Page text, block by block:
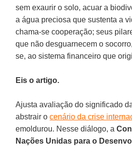
sem exaurir o solo, acuar a
a água preciosa que sustenta a
chama-se cooperação; seus
que não desguarnecem o
se, ao sistema financeiro que
Eis o artigo.
Ajusta avaliação do significado
abstrair ocenário da crise
emoldurou. Nesse diálogo, a
Nações Unidas para o